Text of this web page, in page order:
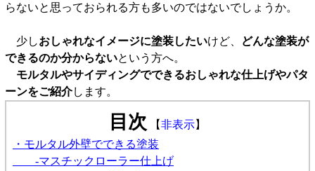
らないと思っておられる方も多いのではないでしょうか。
少しおしゃれなイメージに塗装したいけど、
どんな塗装が
できるのか分からないという方へ。
モルタルやサイディングでできるおしゃれな仕上げやパタ
ーンをご紹介します。
目次 【非表示】
・モルタル外壁でできる塗装
-マスチックローラー仕上げ